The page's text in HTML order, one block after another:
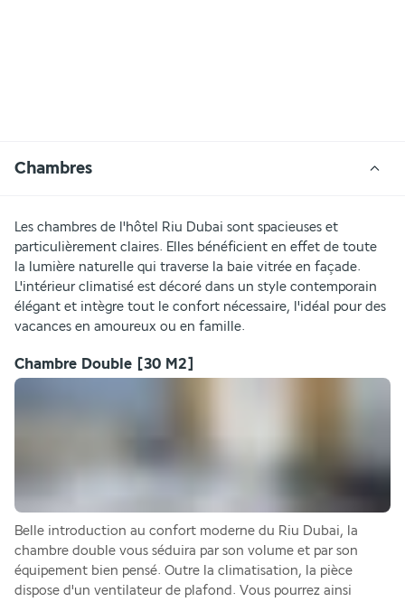
Chambres
Les chambres de l'hôtel Riu Dubai sont spacieuses et
particulièrement claires. Elles bénéficient en effet de toute
la lumière naturelle qui traverse la baie vitrée en façade.
L'intérieur climatisé est décoré dans un style contemporain
élégant et intègre tout le confort nécessaire, l'idéal pour des
vacances en amoureux ou en famille.
Chambre Double [30 M2]
Belle introduction au confort moderne du Riu Dubai, la
chambre double vous séduira par son volume et par son
équipement bien pensé. Outre la climatisation, la pièce
dispose d'un ventilateur de plafond. Vous pourrez ainsi